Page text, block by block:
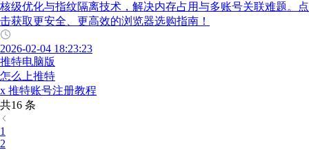
核级优化与指纹隔离技术，解决内存占用与多账号关联难题。点
击获取更安全、更高效的浏览器选购指南！
2026-02-04 18:23:23
推特电脑版
怎么上推特
x 推特账号注册教程
共16 条
1
2